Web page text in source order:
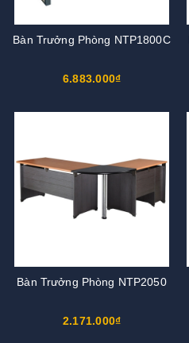
Bàn Trưởng Phòng NTP1800C
6.883.000₫
Bàn Trưởng Phòng NTP2050
2.171.000₫